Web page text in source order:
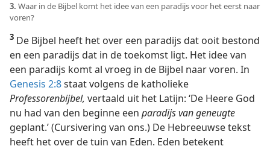
3. Waar in de Bijbel komt het idee van een paradijs voor het eerst naar
voren?
3 De Bijbel heeft het over een paradijs dat ooit bestond
en een paradijs dat in de toekomst ligt. Het idee van
een paradijs komt al vroeg in de Bijbel naar voren. In
Genesis 2:8staat volgens de katholieke
Professorenbijbel, vertaald uit het Latijn: ‘De Heere God
nu had van den beginne een paradijs van geneugte
geplant.’ (Cursivering van ons.) De Hebreeuwse tekst
heeft het over de tuin van Eden. Eden betekent